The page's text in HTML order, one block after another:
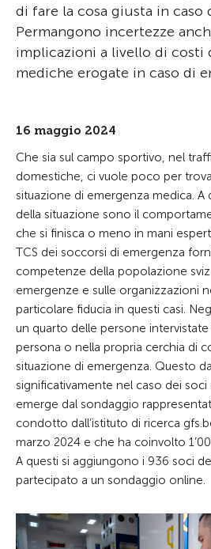
di fare la cosa giusta in caso
Permangono incertezze
implicazioni a livello di costi
mediche erogate in caso di
16 maggio 2024
Che sia sul campo sportivo, nel
domestiche, ci vuole poco per
situazione di emergenza medica. A
della situazione sono il
che si finisca o meno in mani
TCS dei soccorsi di emergenza
competenze della popolazione
emergenze e sulle organizzazioni
particolare fiducia in questi casi.
un quarto delle persone intervistate
persona o nella propria cerchia di
situazione di emergenza. Questo
significativamente nel caso dei soci
emerge dal sondaggio
condotto dall’istituto di ricerca
marzo 2024 e che ha coinvolto
A questi si aggiungono i 936 soci
partecipato a un sondaggio online.